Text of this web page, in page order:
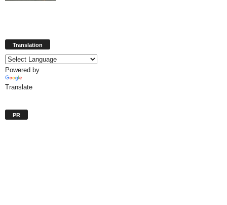
Translation
Powered by
Translate
PR